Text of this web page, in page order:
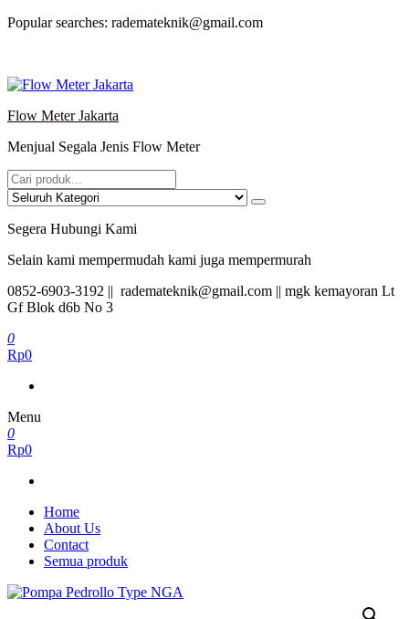
Lompat
Popular searches: rademateknik@gmail.com
Flow Meter Jakarta
Menjual Segala Jenis Flow Meter
Segera Hubungi Kami
Selain kami mempermudah kami juga mempermurah
0852-6903-3192 || rademateknik@gmail.com || mgk kemayoran Lt
Gf Blok d6b No 3
0
Rp0
Menu
0
Rp0
Home
About Us
Contact
Semua produk